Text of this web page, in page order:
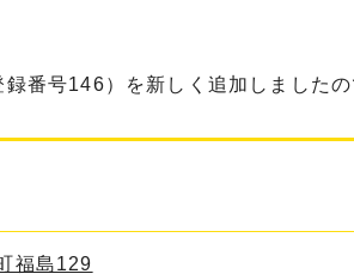
番号146）を新しく追加しましたの
福島129